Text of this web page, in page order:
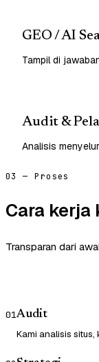
GEO / AI
Tampil di
Audit &
Analisis
03 — Proses
Cara kerja
Transparan dari
01Audit
Kami analisis